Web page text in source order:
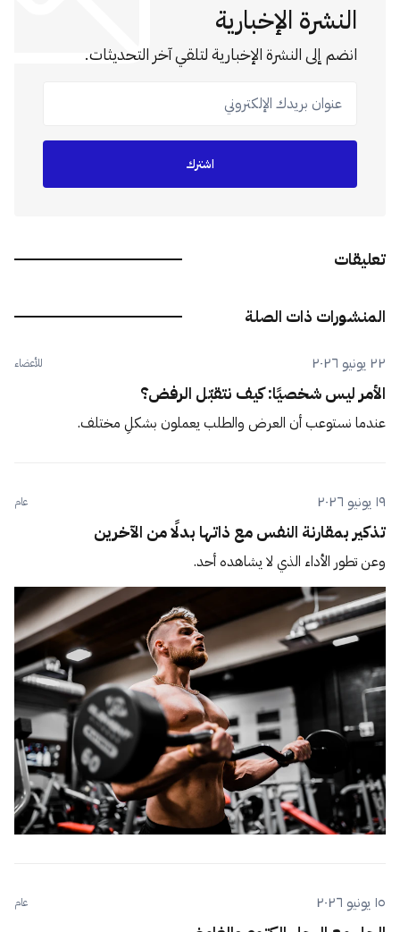
النشرة الإخبارية
انضم إلى النشرة الإخبارية لتلقي آخر التحديثات.
عنوان بريدك الإلكتروني
اشترك
تعليقات
المنشورات ذات الصلة
٢٢ يونيو ٢٠٢٦ للأعضاء
الأمر ليس شخصيًا: كيف نتقبّل الرفض؟
عندما نستوعب أن العرض والطلب يعملون بشكلٍ مختلف.
١٩ يونيو ٢٠٢٦ عام
تذكير بمقارنة النفس مع ذاتها بدلًا من الآخرين
وعن تطور الأداء الذي لا يشاهده أحد.
١٥ يونيو ٢٠٢٦ عام